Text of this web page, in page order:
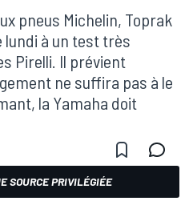
pneus Michelin, Toprak
lundi à un test très
Pirelli. Il prévient
ne suffira pas à le
la Yamaha doit
SOURCE PRIVILÉGIÉE